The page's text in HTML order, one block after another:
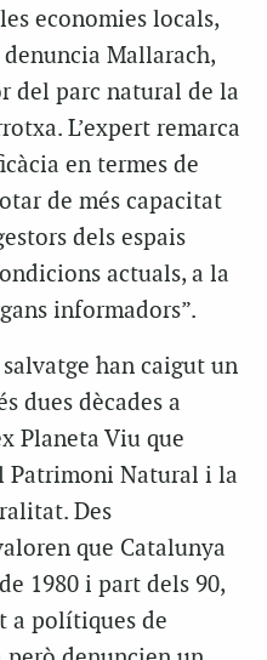
economies locals,
denuncia Mallarach,
del parc natural de la
L’expert remarca
en termes de
de més capacitat
dels espais
actuals, a la
informadors”.
han caigut un
dues dècades a
Planeta Viu que
Patrimoni Natural i la
Des
que Catalunya
1980 i part dels 90,
a polítiques de